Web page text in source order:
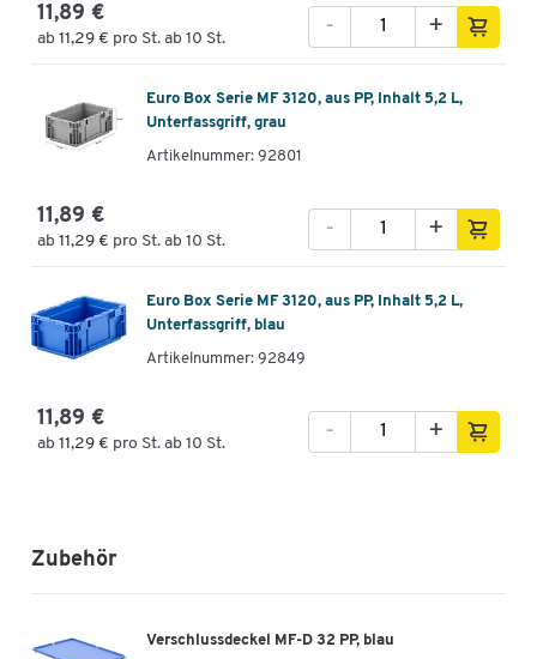
11,89 €
ab 11,29 € pro St. ab 10 St.
+
-
Euro Box Serie MF 3120, aus PP, Inhalt 5,2 L,
Unterfassgriff, grau
Artikelnummer: 92801
11,89 €
ab 11,29 € pro St. ab 10 St.
+
-
Euro Box Serie MF 3120, aus PP, Inhalt 5,2 L,
Unterfassgriff, blau
Artikelnummer: 92849
11,89 €
ab 11,29 € pro St. ab 10 St.
+
-
Zubehör
Verschlussdeckel MF-D 32 PP, blau